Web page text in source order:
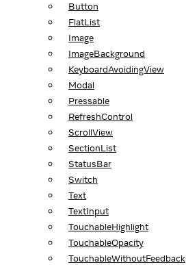
Button
FlatList
Image
ImageBackground
KeyboardAvoidingView
Modal
Pressable
RefreshControl
ScrollView
SectionList
StatusBar
Switch
Text
TextInput
TouchableHighlight
TouchableOpacity
TouchableWithoutFeedback